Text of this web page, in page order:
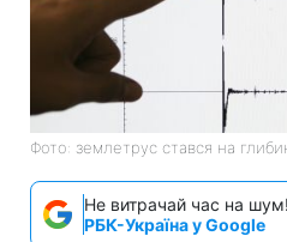
Фото: землетрус стався на
Не витрачай час на
РБК-Україна у Google